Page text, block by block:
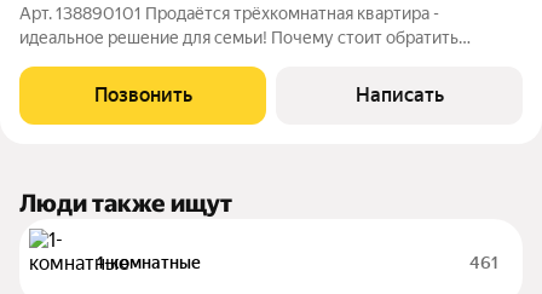
Арт. 138890101 Продаётся трёхкомнатная квартира -
идеальное решение для семьи! Почему стоит обратить
придётся тратить время и деньги на ремонт - можно заезжать
сразу после сделки. -Полностью
Позвонить Написать
Люди также ищут
1-комнатные 461